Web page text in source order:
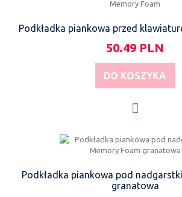
Podkładka piankowa przed
50.49 PLN
DO KOSZYKA
Podkładka piankowa pod
granatowa